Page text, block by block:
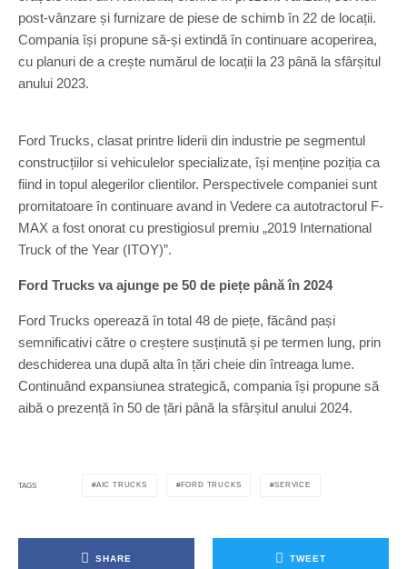
post-vânzare și furnizare de piese de schimb în 22 de locații.
Compania își propune să-și extindă în continuare acoperirea,
cu planuri de a crește numărul de locații la 23 până la sfârșitul
anului 2023.
Ford Trucks, clasat printre liderii din industrie pe segmentul
construcțiilor si vehiculelor specializate, își menține poziția ca
fiind in topul alegerilor clientilor. Perspectivele companiei sunt
promitatoare în continuare avand in Vedere ca autotractorul F-
MAX a fost onorat cu prestigiosul premiu „2019 International
Truck of the Year (ITOY)”.
Ford Trucks va ajunge pe 50 de piețe până în 2024
Ford Trucks operează în total 48 de piețe, făcând pași
semnificativi către o creștere susținută și pe termen lung, prin
deschiderea una după alta în țări cheie din întreaga lume.
Continuând expansiunea strategică, compania își propune să
aibă o prezență în 50 de țări până la sfârșitul anului 2024.
TAGS AIC TRUCKS FORD TRUCKS SERVICE
SHARE TWEET